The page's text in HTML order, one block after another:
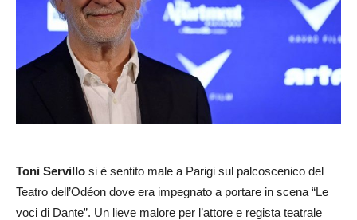
Toni Servillo si è sentito male a Parigi sul palcoscenico del
Teatro dell’Odéon dove era impegnato a portare in scena “Le
voci di Dante”. Un lieve malore per l’attore e regista teatrale